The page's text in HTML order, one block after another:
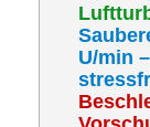
U/min